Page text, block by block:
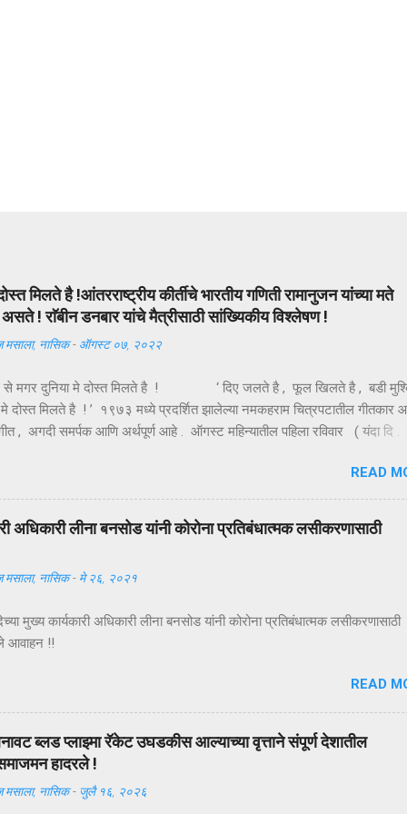
मिलते है !आंतरराष्ट्रीय कीर्तीचे भारतीय गणिती रामानुजन यांच्या मते
! राॅबीन डनबार यांचे मैत्रीसाठी सांख्यिकीय विश्लेषण !
मसाला, नासिक - ऑगस्ट ०७, २०२२
से मगर दुनिया मे दोस्त मिलते है ! ‘ दिए जलते है , फूल खिलते है , बडी
दोस्त मिलते है ! ’ १९७३ मध्ये प्रदर्शित झालेल्या नमकहराम चित्रपटातील गीतकार
गीत , अगदी समर्पक आणि अर्थपूर्ण आहे . ऑगस्ट महिन्यातील पहिला रविवार ( यंदा दि .
बांधून मैत्रीचे संदेश एकमेकांना पाठविले जातात . या संदेशांमधून मैत्रीच्या
मिळतात . त्यापैकी संकटात जो पाठीशी उभा राहतो , तोच खरा मित्र असतो , अशी
बहूतेकांनी केलेली पहावयास मिळते . तथापि , ‘ संकटकाळी मदतीस येतो तो खरा
मित्राच्या उन्नतीतून खरा आनंद मिळतो , तोच खरा मित्र असतो ’ अशी मैत्रीची अचूक
READ
अधिकारी लीना बनसोड यांनी कोरोना प्रतिबंधात्मक लसीकरणासाठी
मसाला, नासिक - मे २६, २०२१
मुख्य कार्यकारी अधिकारी लीना बनसोड यांनी कोरोना प्रतिबंधात्मक लसीकरणासाठी
आवाहन !!
READ
ब्लड प्लाझ्मा रॅकेट उघडकीस आल्याच्या वृत्ताने संपूर्ण देशातील
हादरले !
मसाला, नासिक - जुलै १६, २०२६